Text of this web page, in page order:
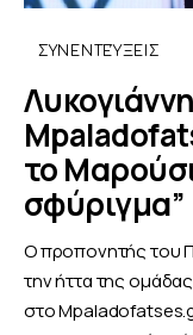
ΣΥΝΕΝΤΕΎΞΕΙΣ
το
σφύριγμα”
Ο προπονητής του
την ήττα της
στο